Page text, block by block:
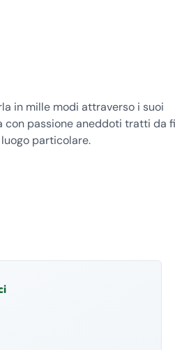
in mille modi attraverso i suoi
con passione aneddoti tratti da
particolare.